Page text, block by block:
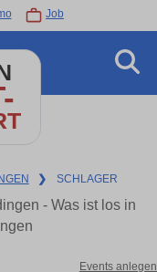
Job
❯ SCHLAGER
- Was ist los in
Events anlegen